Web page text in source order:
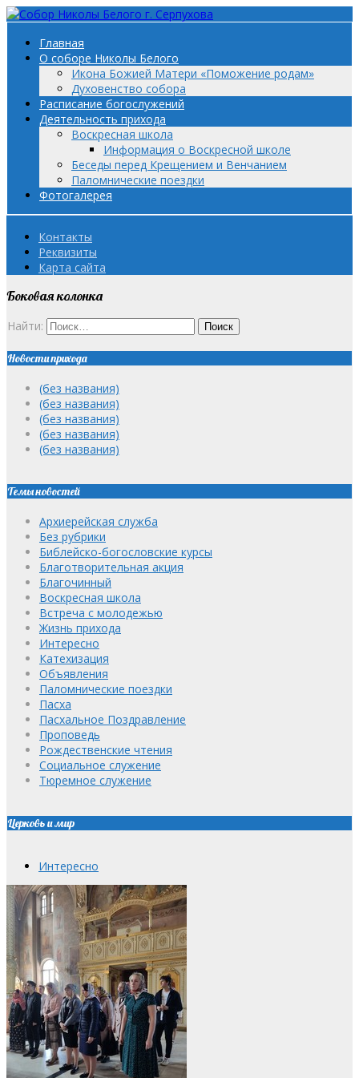
Главная
О соборе Николы Белого
Икона Божией Матери «Поможение родам»
Духовенство собора
Расписание богослужений
Деятельность прихода
Воскресная школа
Информация о Воскресной школе
Беседы перед Крещением и Венчанием
Паломнические поездки
Фотогалерея
Контакты
Реквизиты
Карта сайта
Боковая колонка
Найти:
Новости прихода
(без названия)
(без названия)
(без названия)
(без названия)
(без названия)
Темы новостей
Архиерейская служба
Без рубрики
Библейско-богословские курсы
Благотворительная акция
Благочинный
Воскресная школа
Встреча с молодежью
Жизнь прихода
Интересно
Катехизация
Объявления
Паломнические поездки
Пасха
Пасхальное Поздравление
Проповедь
Рождественские чтения
Социальное служение
Тюремное служение
Церковь и мир
Интересно